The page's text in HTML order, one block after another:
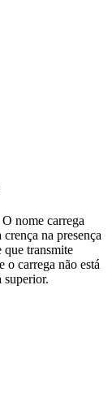
nome carrega
na presença
que transmite
o carrega não está
superior.